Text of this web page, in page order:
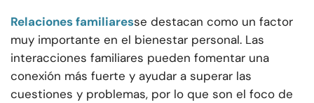
Relaciones familiaresse destacan como un factor
muy importante en el bienestar personal. Las
interacciones familiares pueden fomentar una
conexión más fuerte y ayudar a superar las
cuestiones y problemas, por lo que son el foco de